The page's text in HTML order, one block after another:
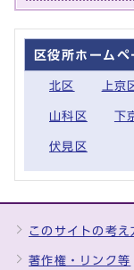
区役所ホームペ
北区 上京
山科区 下
伏見区
このサイトの考え
著作権・リンク等